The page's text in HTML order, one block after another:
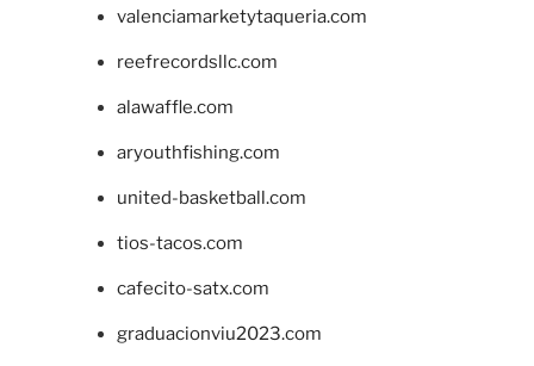
valenciamarketytaqueria.com
reefrecordsllc.com
alawaffle.com
aryouthfishing.com
united-basketball.com
tios-tacos.com
cafecito-satx.com
graduacionviu2023.com